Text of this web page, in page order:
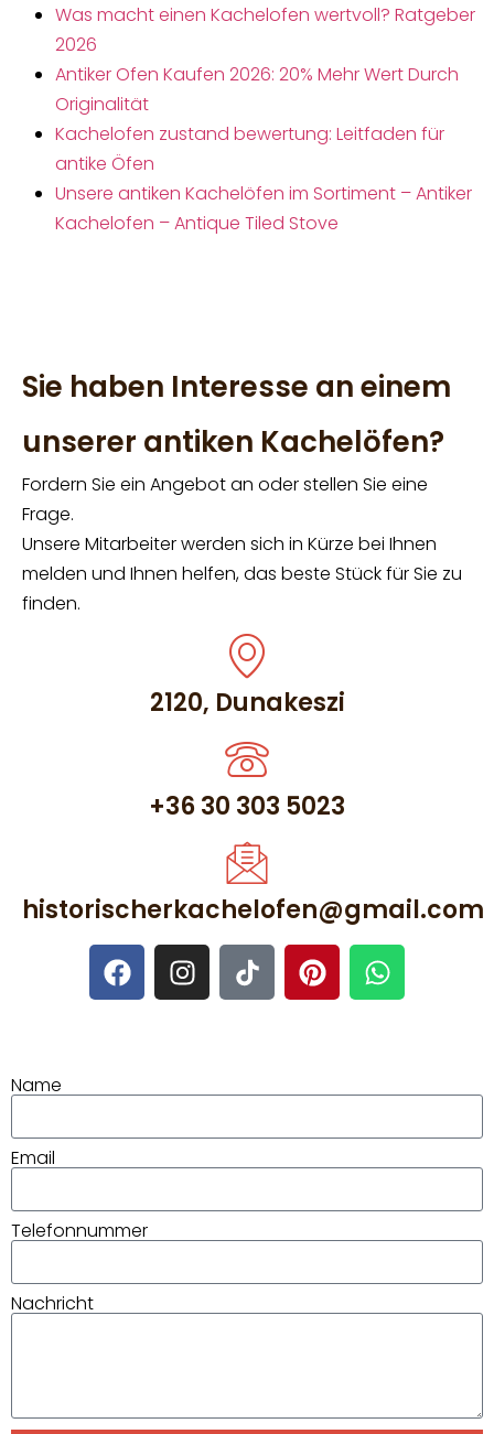
Was macht einen Kachelofen wertvoll? Ratgeber
2026
Antiker Ofen Kaufen 2026: 20% Mehr Wert Durch
Originalität
Kachelofen zustand bewertung: Leitfaden für
antike Öfen
Unsere antiken Kachelöfen im Sortiment – Antiker
Kachelofen – Antique Tiled Stove
Sie haben Interesse an einem
unserer antiken Kachelöfen?
Fordern Sie ein Angebot an oder stellen Sie eine
Frage.
Unsere Mitarbeiter werden sich in Kürze bei Ihnen
melden und Ihnen helfen, das beste Stück für Sie zu
finden.
2120, Dunakeszi
+36 30 303 5023
historischerkachelofen@gmail.com
Name
Email
Telefonnummer
Nachricht